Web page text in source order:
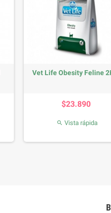
Vet Life Obesity Feline
$23.890
 Vista rápida